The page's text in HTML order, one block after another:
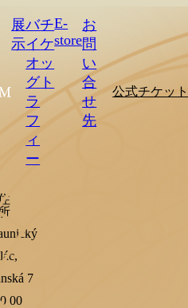
展
示
バ
イ
オ
グ
ラ
フ
ィ
ー
チ
ケ
ッ
ト
E-
store
お
問
い
合
せ
先
公式チケット
所
7
00